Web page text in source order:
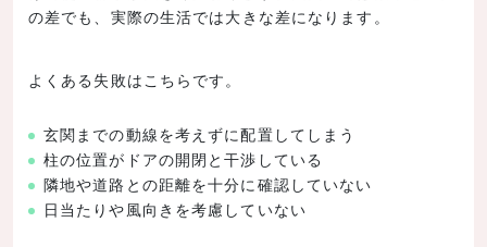
の差でも、実際の生活では大きな差になります。
よくある失敗はこちらです。
玄関までの動線を考えずに配置してしまう
柱の位置がドアの開閉と干渉している
隣地や道路との距離を十分に確認していない
日当たりや風向きを考慮していない